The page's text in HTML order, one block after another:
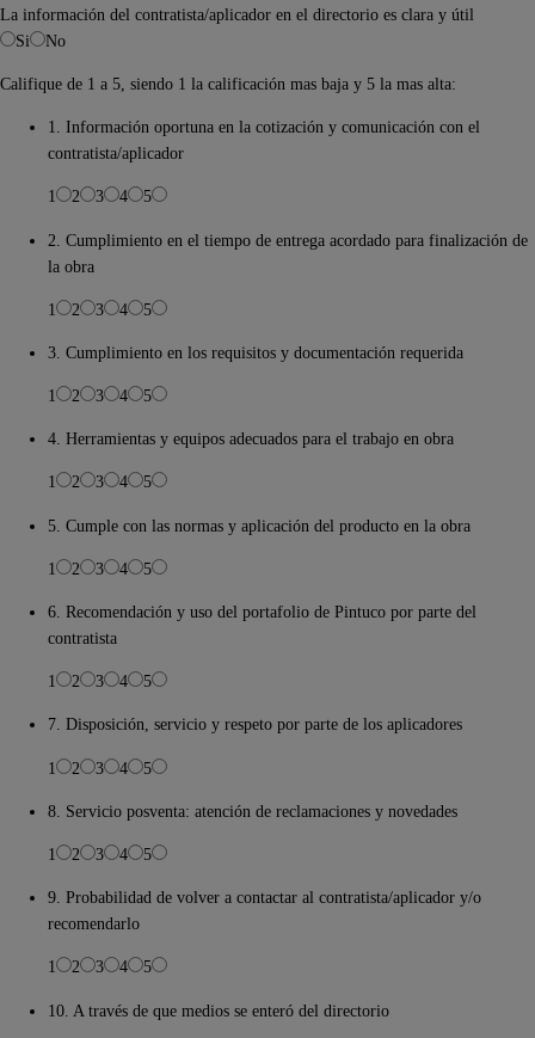
La información del contratista/aplicador en el directorio es clara y útil
Si
No
Califique de 1 a 5, siendo 1 la calificación mas baja y 5 la mas alta:
1. Información oportuna en la cotización y comunicación con el
contratista/aplicador
1 2 3 4 5
2. Cumplimiento en el tiempo de entrega acordado para finalización de
la obra
1 2 3 4 5
3. Cumplimiento en los requisitos y documentación requerida
1 2 3 4 5
4. Herramientas y equipos adecuados para el trabajo en obra
1 2 3 4 5
5. Cumple con las normas y aplicación del producto en la obra
1 2 3 4 5
6. Recomendación y uso del portafolio de Pintuco por parte del
contratista
1 2 3 4 5
7. Disposición, servicio y respeto por parte de los aplicadores
1 2 3 4 5
8. Servicio posventa: atención de reclamaciones y novedades
1 2 3 4 5
9. Probabilidad de volver a contactar al contratista/aplicador y/o
recomendarlo
1 2 3 4 5
10. A través de que medios se enteró del directorio